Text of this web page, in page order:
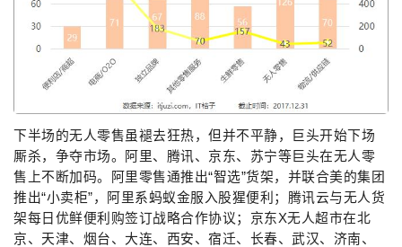
下半场的无人零售虽褪去狂热，但并不平静，巨头开始下场
厮杀，争夺市场。阿里、腾讯、京东、苏宁等巨头在无人零
售上不断加码。阿里零售通推出“智选”货架，并联合美的集团
推出“小卖柜”，阿里系蚂蚁金服入股猩便利；腾讯云与无人货
架每日优鲜便利购签订战略合作协议；京东X无人超市在北
京、天津、烟台、大连、西安、宿迁、长春、武汉、济南、